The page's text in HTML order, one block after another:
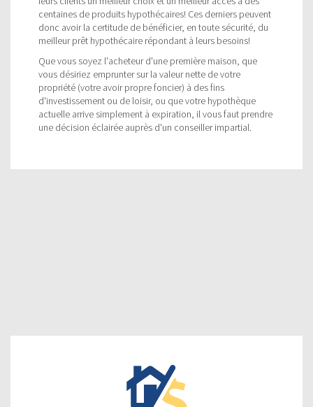
centaines de produits hypothécaires! Ces derniers peuvent
donc avoir la certitude de bénéficier, en toute sécurité, du
meilleur prêt hypothécaire répondant à leurs besoins!
Que vous soyez l'acheteur d'une première maison, que
vous désiriez emprunter sur la valeur nette de votre
propriété (votre avoir propre foncier) à des fins
d'investissement ou de loisir, ou que votre hypothèque
actuelle arrive simplement à expiration, il vous faut prendre
une décision éclairée auprès d'un conseiller impartial.